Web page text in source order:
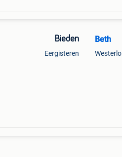
Bieden
Eergisteren
Beth
Westerlo